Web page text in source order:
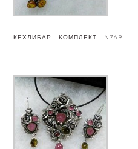
КЕХЛИБАР – КОМПЛЕКТ – N769